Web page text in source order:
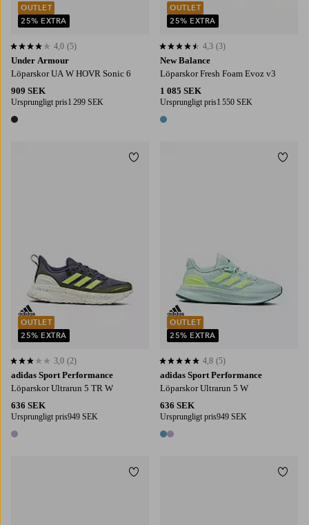
Under Armour
Löparskor UA W HOVR Sonic 6
909 SEK
Ursprungligt pris1 299 SEK
1 färg
4,0 baserat på 5 st betyg
4,0 (5)
OUTLET
25% EXTRA
New Balance
Löparskor Fresh Foam Evoz v3
1 085 SEK
Ursprungligt pris1 550 SEK
1 färg
4,3 baserat på 3 st betyg
4,3 (3)
OUTLET
25% EXTRA
adidas Sport Performance
Löparskor Ultrarun 5 TR W
636 SEK
Ursprungligt pris949 SEK
1 färg
3,0 baserat på 2 st betyg
3,0 (2)
OUTLET
25% EXTRA
Lägg till i favoriter
adidas Sport Performance
Löparskor Ultrarun 5 W
636 SEK
Ursprungligt pris949 SEK
2 färger
4,8 baserat på 5 st betyg
4,8 (5)
OUTLET
25% EXTRA
Lägg till i favoriter